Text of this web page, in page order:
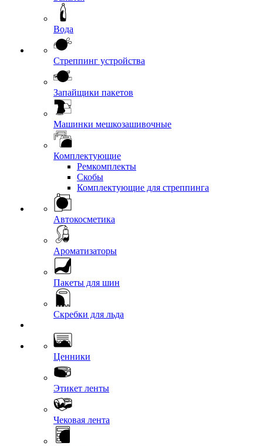
Вода
Стреппинг устройства
Запайщики пакетов
Машинки мешкозашивочные
Комплектующие
Ремкомплекты
Скобы
Комплектующие для стреппинга
Автокосметика
Ароматизаторы
Пакеты для шин
Скребки для льда
Ценники
Этикет ленты
Чековая лента